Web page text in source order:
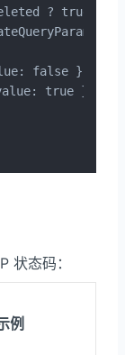
? true :
false },
true },
状态码：
例